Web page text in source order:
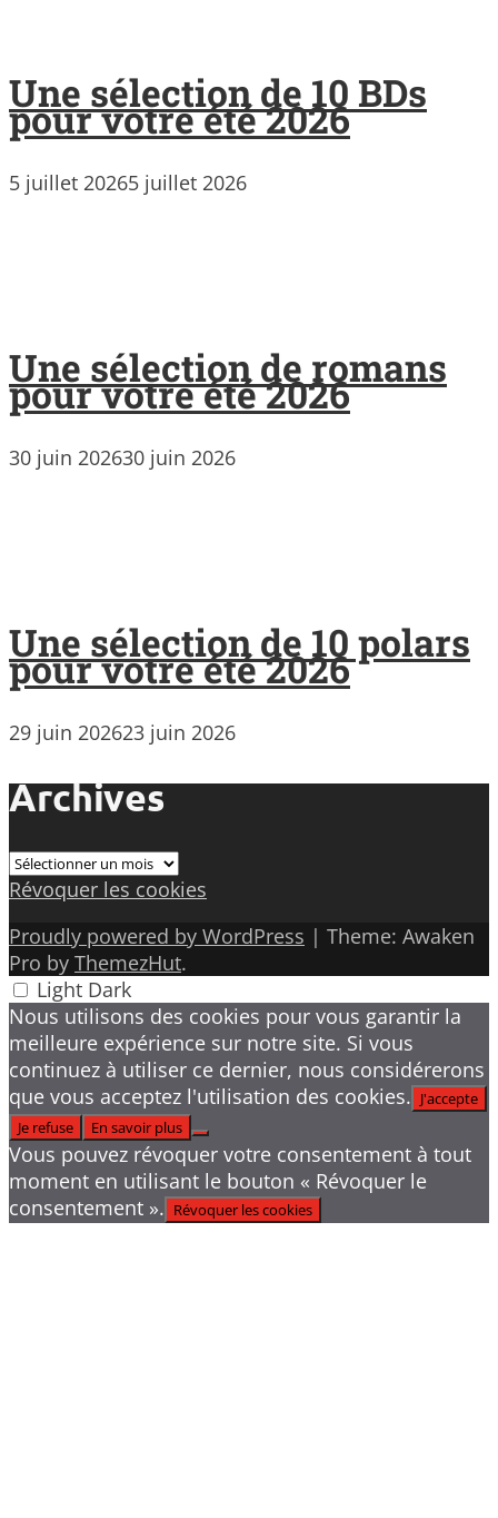
Une sélection de 10 BDs
pour votre été 2026
5 juillet 20265 juillet 2026
Une sélection de romans
pour votre été 2026
30 juin 202630 juin 2026
Une sélection de 10 polars
pour votre été 2026
29 juin 202623 juin 2026
Archives
Archives
Révoquer les cookies
Proudly powered by WordPress | Theme: Awaken
Pro by ThemezHut.
Light Dark
Nous utilisons des cookies pour vous garantir la
meilleure expérience sur notre site. Si vous
continuez à utiliser ce dernier, nous considérerons
que vous acceptez l'utilisation des cookies. J'accepte
Je refuse
En savoir plus
Vous pouvez révoquer votre consentement à tout
moment en utilisant le bouton « Révoquer le
consentement ». Révoquer les cookies